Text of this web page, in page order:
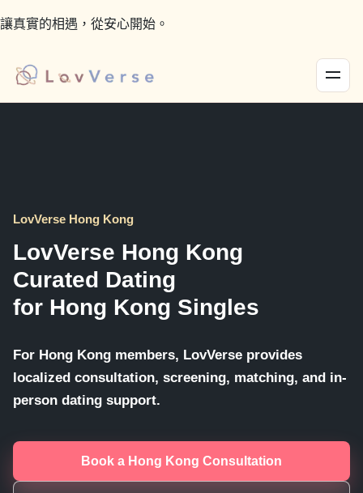
讓真實的相遇，從安心開始。
LovVerse Hong Kong
LovVerse Hong Kong
Curated Dating
for Hong Kong Singles
For Hong Kong members, LovVerse provides
localized consultation, screening, matching, and in-
person dating support.
Book a Hong Kong Consultation